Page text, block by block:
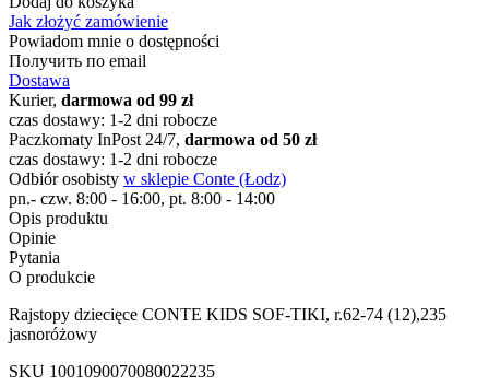
Jak złożyć zamówienie
Powiadom mnie o dostępności
Получить по email
Dostawa
Kurier, darmowa od 99 zł
czas dostawy: 1-2 dni robocze
Paczkomaty InPost 24/7, darmowa od 50 zł
czas dostawy: 1-2 dni robocze
Odbiór osobisty w sklepie Conte (Łodz)
pn.- czw. 8:00 - 16:00, pt. 8:00 - 14:00
Opis produktu
Opinie
Pytania
O produkcie
Rajstopy dziecięce CONTE KIDS SOF-TIKI, r.62-74 (12),235
jasnoróżowy
SKU 1001090070080022235